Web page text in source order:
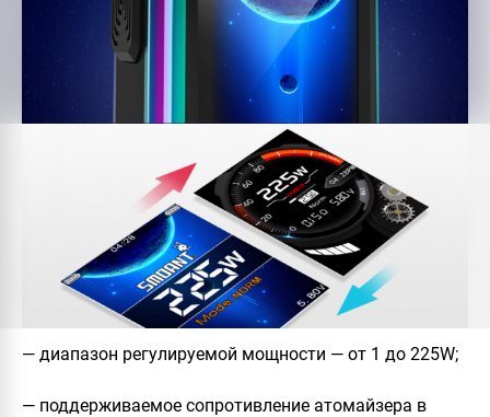
— диапазон регулируемой мощности — от 1 до 225W;
— поддерживаемое сопротивление атомайзера в